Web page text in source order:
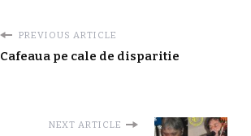
PREVIOUS ARTICLE
Cafeaua pe cale de disparitie
NEXT ARTICLE